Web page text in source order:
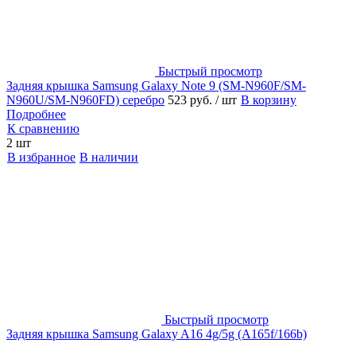
Быстрый просмотр
Задняя крышка Samsung Galaxy Note 9 (SM-N960F/SM-
N960U/SM-N960FD) серебро 523 руб. / шт В корзину
Подробнее
К сравнению
2 шт
В избранное В наличии
Быстрый просмотр
Задняя крышка Samsung Galaxy A16 4g/5g (A165f/166b)